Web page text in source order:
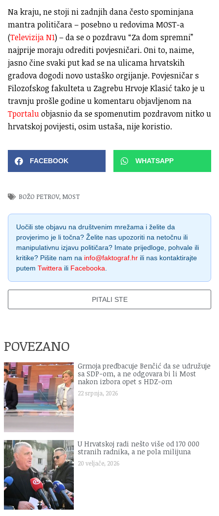
Na kraju, ne stoji ni zadnjih dana često spominjana
mantra političara – posebno u redovima MOST-a
(Televizija N1) – da se o pozdravu “Za dom spremni”
najprije moraju odrediti povjesničari. Oni to, naime,
jasno čine svaki put kad se na ulicama hrvatskih
gradova dogodi novo ustaško orgijanje. Povjesničar s
Filozofskog fakulteta u Zagrebu Hrvoje Klasić tako je u
travnju prošle godine u komentaru objavljenom na
Tportaluobjasnio da se spomenutim pozdravom nitko u
hrvatskoj povijesti, osim ustaša, nije koristio.
FACEBOOK WHATSAPP
BOŽO PETROV, MOST
Uočili ste objavu na društvenim mrežama i želite da
provjerimo je li točna? Želite nas upozoriti na netočnu ili
manipulativnu izjavu političara? Imate prijedloge, pohvale ili
kritike? Pišite nam na info@faktograf.hr ili nas kontaktirajte
putem Twittera ili Facebooka.
PITALI STE
POVEZANO
Grmoja predbacuje Benčić da se udružuje
sa SDP-om, a ne odgovara bi li Most
nakon izbora opet s HDZ-om
22 srpnja, 2026
U Hrvatskoj radi nešto više od 170 000
stranih radnika, a ne pola milijuna
20 veljače, 2026